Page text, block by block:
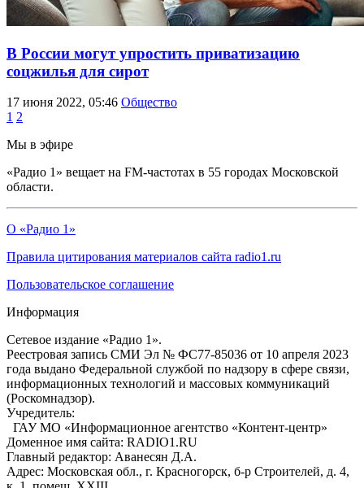
В России могут упростить приватизацию
соцжилья для сирот
17 июня 2022, 05:46 Общество
1 2
Мы в эфире
«Радио 1» вещает на FM-частотах в 55 городах Московской
области.
О «Радио 1»
Правила цитирования материалов сайта radio1.ru
Пользовательское соглашение
Информация
Сетевое издание «Радио 1».
Реестровая запись СМИ Эл № ФС77-85036 от 10 апреля 2023
года выдано Федеральной службой по надзору в сфере связи,
информационных технологий и массовых коммуникаций
(Роскомнадзор).
Учредитель:
ГАУ МО «Информационное агентство «Контент-центр»
Доменное имя сайта: RADIO1.RU
Главный редактор: Аванесян Д.А.
Адрес: Московская обл., г. Красногорск, б-р Строителей, д. 4,